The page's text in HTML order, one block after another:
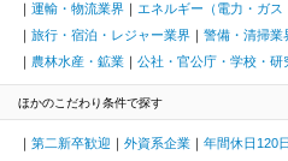
運輸・物流業界
エネルギー（電力・ガ
旅行・宿泊・レジャー業界
警備・清掃業
農林水産・鉱業
公社・官公庁・学校・研
ほかのこだわり条件で探す
第二新卒歓迎 外資系企業 年間休日120